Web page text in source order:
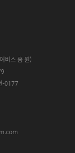
비스 홈 원)
-0177